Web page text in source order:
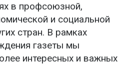
в профсоюзной,
и социальной
стран. В рамках
газеты мы
интересных и важных